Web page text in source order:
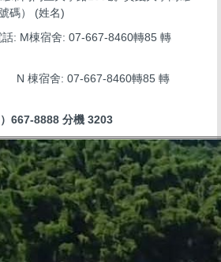
碼） (姓名)
: M棟宿舍: 07-667-8460轉85 轉
667-8460轉85 轉
667-8888 分機 3203